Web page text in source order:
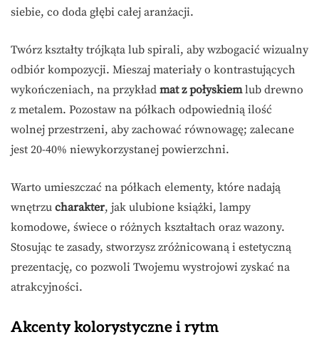
siebie, co doda głębi całej aranżacji.
Twórz kształty trójkąta lub spirali, aby wzbogacić wizualny
odbiór kompozycji. Mieszaj materiały o kontrastujących
wykończeniach, na przykład mat z połyskiemlub drewno
z metalem. Pozostaw na półkach odpowiednią ilość
wolnej przestrzeni, aby zachować równowagę; zalecane
jest 20-40% niewykorzystanej powierzchni.
Warto umieszczać na półkach elementy, które nadają
wnętrzu charakter, jak ulubione książki, lampy
komodowe, świece o różnych kształtach oraz wazony.
Stosując te zasady, stworzysz zróżnicowaną i estetyczną
prezentację, co pozwoli Twojemu wystrojowi zyskać na
atrakcyjności.
Akcenty kolorystyczne i rytm